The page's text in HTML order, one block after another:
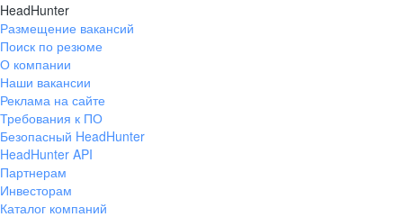
HeadHunter
Размещение вакансий
Поиск по резюме
О компании
Наши вакансии
Реклама на сайте
Требования к ПО
Безопасный HeadHunter
HeadHunter API
Партнерам
Инвесторам
Каталог компаний